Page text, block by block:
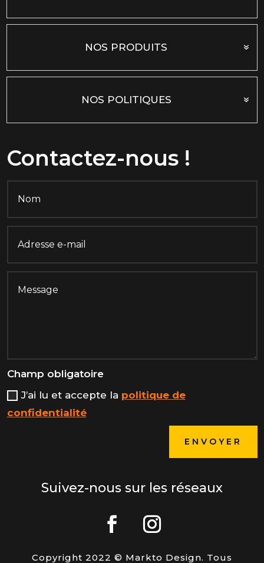
NOS PRODUITS
NOS POLITIQUES
Contactez-nous !
Champ obligatoire
J’ai lu et accepte la politique de
confidentialité
ENVOYER
Suivez-nous sur les réseaux
Copyright 2022 © Markto Design. Tous